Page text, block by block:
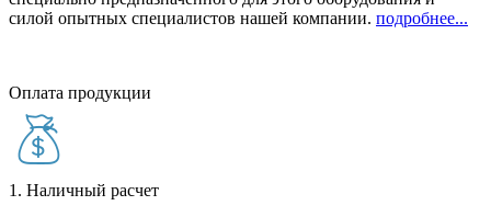
силой опытных специалистов нашей компании. подробнее...
Оплата продукции
1. Наличный расчет